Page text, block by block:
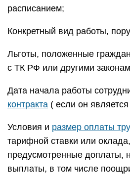
расписанием;
Конкретный вид работы,
Льготы, положенные
с ТК РФ или другими
Дата начала работы
контракта ( если он
Условия и размер оплаты
тарифной ставки или
предусмотренные доплаты,
выплаты, в том числе